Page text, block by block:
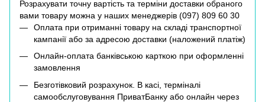
Розрахувати точну вартість та терміни доставки обраного
вами товару можна у наших менеджерів (097) 809 60 30
Оплата при отриманні товару на складі транспортної
кампанії або за адресою доставки (наложений платіж)
Онлайн-оплата банківською карткою при оформленні
замовлення
Безготівковий розрахунок. В касі, терміналі
самообслуговування ПриватБанку або онлайн через